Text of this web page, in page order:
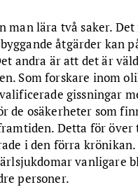
man lära två saker.
åtgärder kan
andra är att det är
Som forskare inom
gissningar
de osäkerheter som
Detta för
i den förra
vanligare
personer.